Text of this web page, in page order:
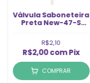
Válvula Saboneteira
Preta New-47-S
R$2,10
R$2,00comPix
COMPRAR